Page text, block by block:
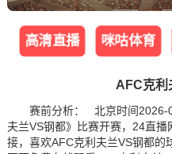
高清直播 咪咕体育
AFC克利
赛前分析： 北京时间2026-
夫兰VS钢都》比赛开赛，24直
接，喜欢AFC克利夫兰VS钢都的